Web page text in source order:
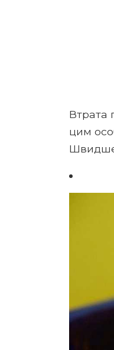
Втрата
цим
Швидше